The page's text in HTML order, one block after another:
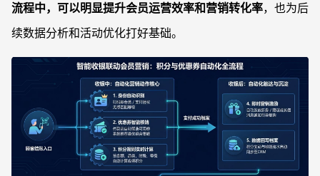
在复杂活动并存时，如何避免券规则冲突和顾客争议？
对接第三方收银系统时，如何降低开发量和维护成本？
流程中，可以明显提升会员运营效率和营销转化率，也为后
续数据分析和活动优化打好基础。